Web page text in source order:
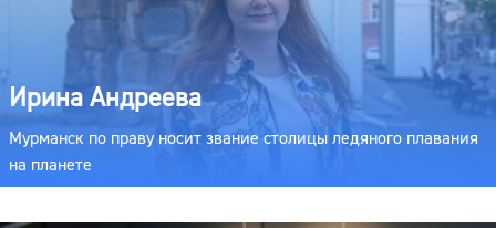
Ирина Андреева
Мурманск по праву носит звание столицы ледяного плавания
на планете